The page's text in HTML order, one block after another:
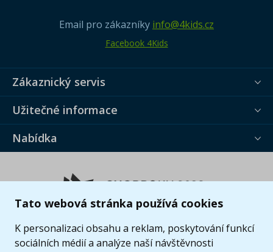
Tato webová stránka používá cookies
K personalizaci obsahu a reklam, poskytování funkcí
sociálních médií a analýze naší návštěvnosti
Email pro zákazníky info@4kids.cz
Facebook 4Kids
Zákaznický servis
Užitečné informace
Nabídka